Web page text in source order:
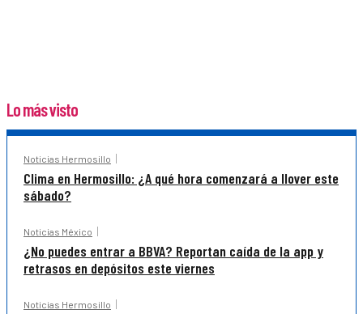
Lo más visto
Noticias Hermosillo
Clima en Hermosillo: ¿A qué hora comenzará a llover este
sábado?
Noticias México
¿No puedes entrar a BBVA? Reportan caída de la app y
retrasos en depósitos este viernes
Noticias Hermosillo